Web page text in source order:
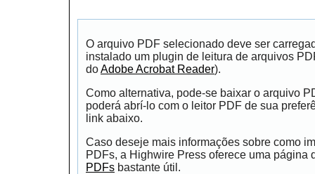
O arquivo PDF selecionado deve ser
instalado um plugin de leitura de arquivos
doAdobe Acrobat Reader).
Como alternativa, pode-se baixar o arquivo
poderá abrí-lo com o leitor PDF de sua
link abaixo.
Caso deseje mais informações sobre como
PDFs, a Highwire Press oferece uma página
PDFs bastante útil.